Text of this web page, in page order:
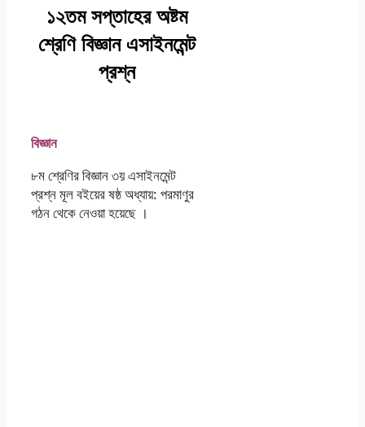
১২তম সপ্তাহের অষ্টম
শ্রেণি বিজ্ঞান এসাইনমেন্ট
প্রশ্ন
বিজ্ঞান
৮ম শ্রেণির বিজ্ঞান ৩য় এসাইনমেন্ট
প্রশ্ন মূল বইয়ের ষষ্ঠ অধ্যায়: পরমাণুর
গঠন থেকে নেওয়া হয়েছে ।